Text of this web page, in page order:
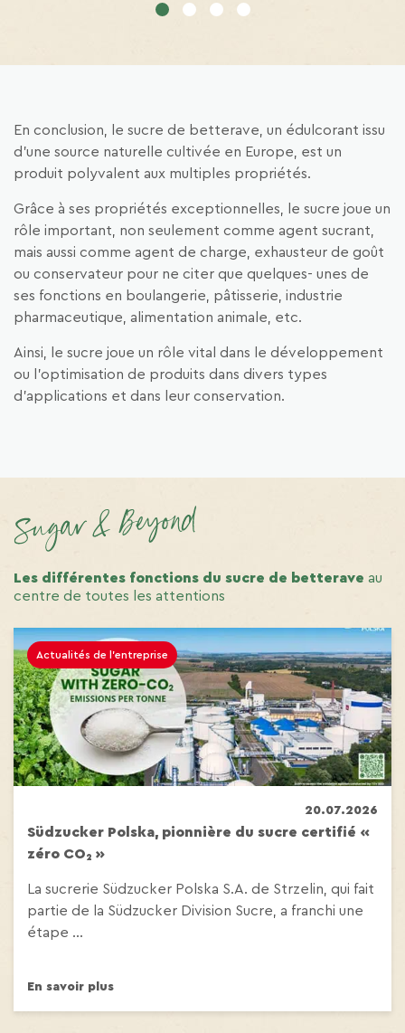
1 2 3 4
En conclusion, le sucre de betterave, un édulcorant issu
d’une source naturelle cultivée en Europe, est un
produit polyvalent aux multiples propriétés.
Grâce à ses propriétés exceptionnelles, le sucre joue un
rôle important, non seulement comme agent sucrant,
mais aussi comme agent de charge, exhausteur de goût
ou conservateur pour ne citer que quelques- unes de
ses fonctions en boulangerie, pâtisserie, industrie
pharmaceutique, alimentation animale, etc.
Ainsi, le sucre joue un rôle vital dans le développement
ou l’optimisation de produits dans divers types
d’applications et dans leur conservation.
Les différentes fonctions du sucre de betterave au
centre de toutes les attentions
Actualités de l'entreprise
20.07.2026
Südzucker Polska, pionnière du sucre certifié «
zéro CO₂ »
La sucrerie Südzucker Polska S.A. de Strzelin, qui fait
partie de la Südzucker Division Sucre, a franchi une
étape ...
En savoir plus